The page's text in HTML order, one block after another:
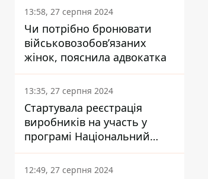
13:58, 27 серпня 2024
Чи потрібно бронювати
військовозобов’язаних
жінок, пояснила адвокатка
13:35, 27 серпня 2024
Стартувала реєстрація
виробників на участь у
програмі Національний
кешбек: як це зробити
через портал Дія
12:49, 27 серпня 2024